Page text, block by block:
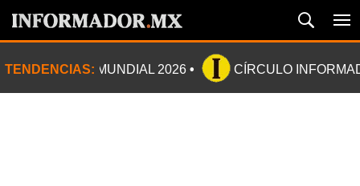
TENDENCIAS: MUNDIAL 2026 CÍRCULO